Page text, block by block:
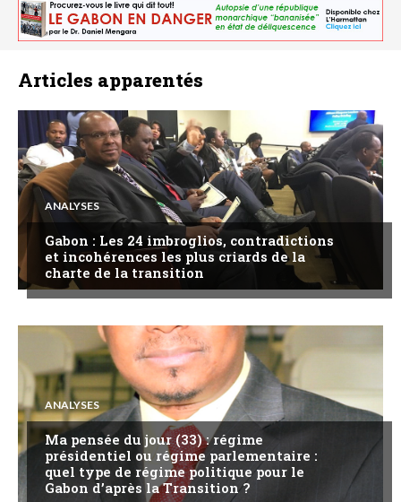
Articles apparentés
ANALYSES
Gabon : Les 24 imbroglios, contradictions
et incohérences les plus criards de la
charte de la transition
ANALYSES
Ma pensée du jour (33) : régime
présidentiel ou régime parlementaire :
quel type de régime politique pour le
Gabon d’après la Transition ?